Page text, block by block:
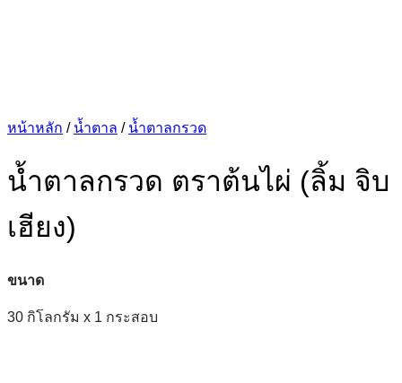
หน้าหลัก / น้ำตาล / น้ำตาลกรวด
น้ำตาลกรวด ตราต้นไผ่ (ลิ้ม จิบ
เฮียง)
ขนาด
30 กิโลกรัม x 1 กระสอบ